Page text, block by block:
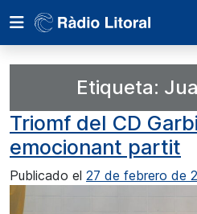
Etiqueta:
Triomf del CD
emocionant partit
Publicado el 27 de febrero de